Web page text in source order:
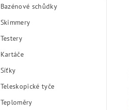
Bazénové schůdky
Skimmery
Testery
Kartáče
Síťky
Teleskopické tyče
Teploměry